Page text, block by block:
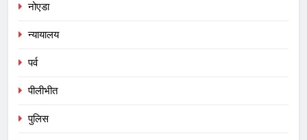
नोएडा
न्यायालय
पर्व
पीलीभीत
पुलिस